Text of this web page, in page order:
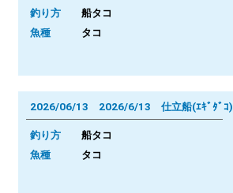
釣り方 船タコ
魚種 タコ
2026/06/13 2026/6/13 仕立船(ｴｷﾞﾀﾞｺ)
釣り方 船タコ
魚種 タコ